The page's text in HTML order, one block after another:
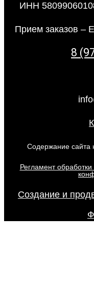
ИНН
Прием заказов
8
Содержание сайта
Регламент
Создание и